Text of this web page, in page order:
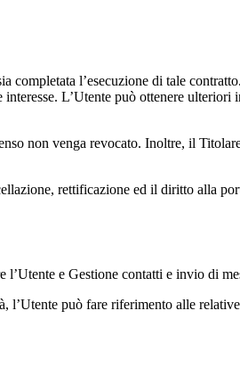
completata l’esecuzione di tale contratto.
L’Utente può ottenere
non venga revocato. Inoltre, il
rettificazione ed il diritto alla
e Gestione contatti e invio di
può fare riferimento alle